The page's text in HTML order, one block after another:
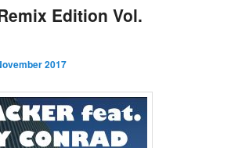
Edition Vol.
2017